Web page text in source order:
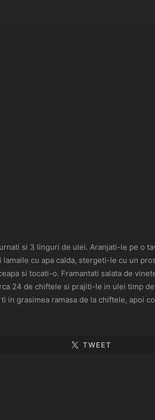
si 3 linguri de ulei. Aranjati-le pe o
cu apa calda, stergeti-le cu un
si tocati-o. Framantati salata de
24 de chiftele si prajiti-le in ulei timp
in grasimea ramasa de la chiftele, apoi
TWEET